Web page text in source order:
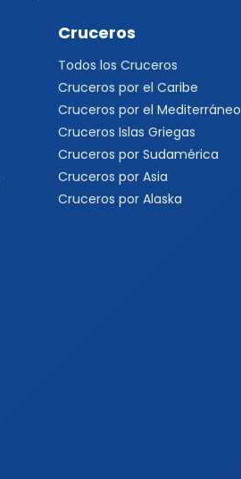
Cruceros
Todos los Cruceros
Cruceros por el Caribe
Cruceros por el Mediterráneo
Cruceros Islas Griegas
Cruceros por Sudamérica
Cruceros por Asia
Cruceros por Alaska